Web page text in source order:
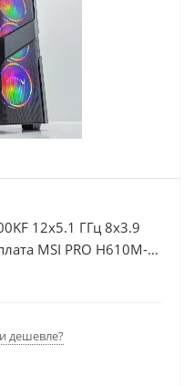
12x5.1 ГГц 8x3.9
MSI PRO H610M-E,
DDR4 16Gb,
дешевле?